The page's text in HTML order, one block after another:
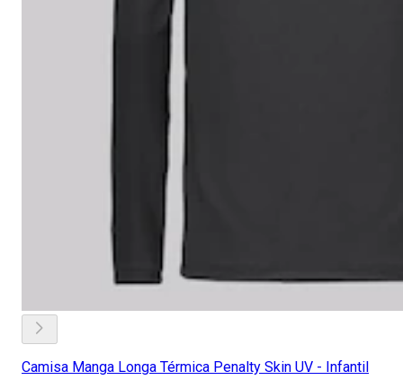
Camisa Manga Longa Térmica Penalty Skin UV - Infantil